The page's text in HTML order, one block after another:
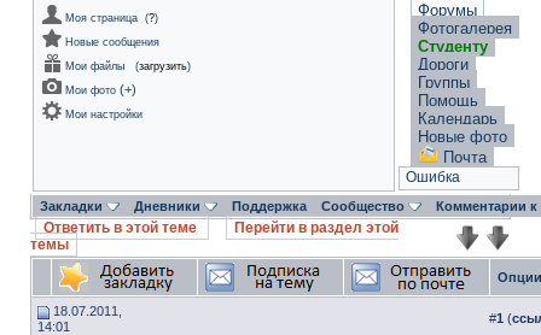
Моя страница (?)
Новые сообщения
Мои файлы
(загрузить)
Мои фото (+)
Мои настройки
Форумы
Фотогалерея
Студенту
Дороги
Группы
Помощь
Календарь
Новые фото
Почта
Ошибка
Закладки Дневники Поддержка Сообщество Комментарии
Ответить в этой теме
Перейти в раздел этой
темы
18.07.2011,
14:01
#1 (